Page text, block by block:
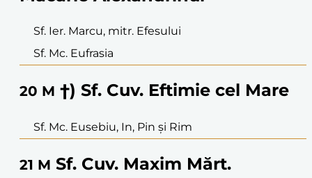
Sf. Ier. Marcu, mitr. Efesului
Sf. Mc. Eufrasia
20 M †) Sf. Cuv. Eftimie cel Mare
Sf. Mc. Eusebiu, In, Pin și Rim
21 M Sf. Cuv. Maxim Mărt.